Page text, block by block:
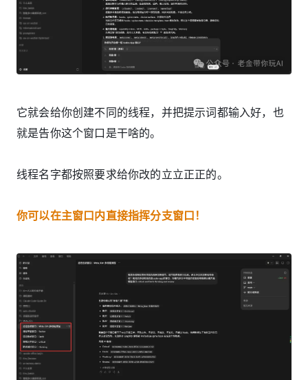
它就会给你创建不同的线程，并把提示词都输入好，也
就是告你这个窗口是干啥的。
线程名字都按照要求给你改的立立正正的。
你可以在主窗口内直接指挥分支窗口！